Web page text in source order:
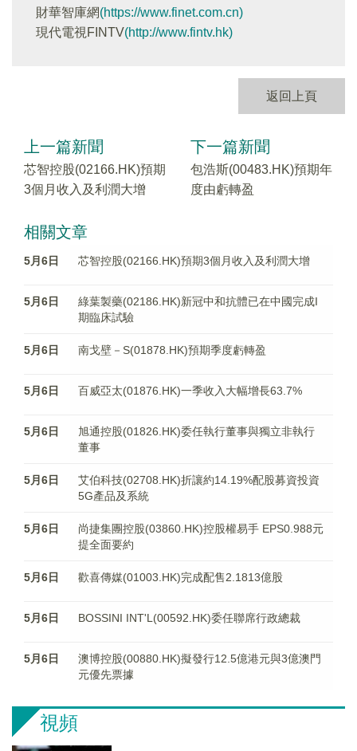
財華智庫網(https://www.finet.com.cn)
現代電視FINTV(http://www.fintv.hk)
返回上頁
上一篇新聞
芯智控股(02166.HK)預期
3個月收入及利潤大增
下一篇新聞
包浩斯(00483.HK)預期年
度由虧轉盈
相關文章
5月6日 芯智控股(02166.HK)預期3個月收入及利潤大增
5月6日
綠葉製藥(02186.HK)新冠中和抗體已在中國完成I
期臨床試驗
5月6日 南戈壁－S(01878.HK)預期季度虧轉盈
5月6日 百威亞太(01876.HK)一季收入大幅增長63.7%
5月6日
旭通控股(01826.HK)委任執行董事與獨立非執行
董事
5月6日
艾伯科技(02708.HK)折讓約14.19%配股募資投資
5G產品及系統
5月6日
尚捷集團控股(03860.HK)控股權易手 EPS0.988元
提全面要約
5月6日 歡喜傳媒(01003.HK)完成配售2.1813億股
5月6日 BOSSINI INT'L(00592.HK)委任聯席行政總裁
5月6日
澳博控股(00880.HK)擬發行12.5億港元與3億澳門
元優先票據
視頻